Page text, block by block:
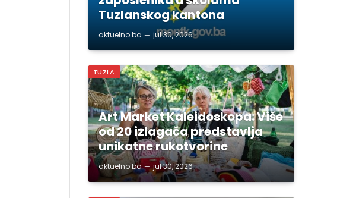
Tuzlanskog kantona
aktuelno.ba jul 30, 2026
TUZLA
Art Market Kaleidoskopa: Više
od 20 izlagača predstavlja
unikatne rukotvorine
aktuelno.ba jul 30, 2026